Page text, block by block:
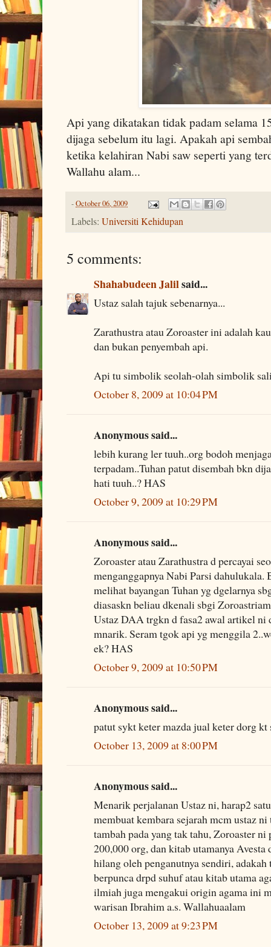
Api yang dikatakan tidak padam selama
dijaga sebelum itu lagi. Apakah api
ketika kelahiran Nabi saw seperti yang
Wallahu alam...
-October 06, 2009
Labels: Universiti Kehidupan
5 comments:
Shahabudeen Jalilsaid...
Ustaz salah tajuk sebenarnya...
Zarathustra atau Zoroaster ini adalah
dan bukan penyembah api.
Api tu simbolik seolah-olah simbolik
October 8, 2009 at 10:04 PM
Anonymous said...
lebih kurang ler tuuh..org bodoh
terpadam..Tuhan patut disembah bkn
hati tuuh..? HAS
October 9, 2009 at 10:29 PM
Anonymous said...
Zoroaster atau Zarathustra d percayai
menganggapnya Nabi Parsi dahulukala.
melihat bayangan Tuhan yg dgelarnya
diasaskn beliau dkenali sbgi
Ustaz DAA trgkn d fasa2 awal artikel ni
mnarik. Seram tgok api yg menggila
ek? HAS
October 9, 2009 at 10:50 PM
Anonymous said...
patut sykt keter mazda jual keter dorg
October 13, 2009 at 8:00 PM
Anonymous said...
Menarik perjalanan Ustaz ni, harap2
membuat kembara sejarah mcm ustaz
tambah pada yang tak tahu, Zoroaster ni
200,000 org, dan kitab utamanya
hilang oleh penganutnya sendiri,
berpunca drpd suhuf atau kitab utama
ilmiah juga mengakui origin agama ini
warisan Ibrahim a.s. Wallahuaalam
October 13, 2009 at 9:23 PM